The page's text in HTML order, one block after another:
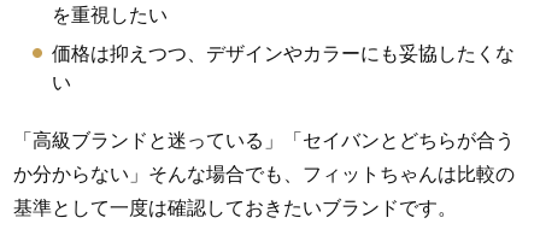
を重視したい
価格は抑えつつ、デザインやカラーにも妥協したくな
い
「高級ブランドと迷っている」「セイバンとどちらが合う
か分からない」そんな場合でも、フィットちゃんは比較の
基準として一度は確認しておきたいブランドです。